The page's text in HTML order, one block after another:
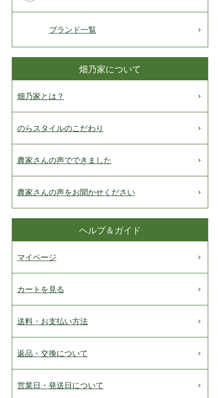
ブランド一覧
畑乃家について
畑乃家とは？
のらスタイルのこだわり
農家さんの声でできました
農家さんの声をお聞かせください
ヘルプ＆ガイド
マイページ
カートを見る
送料・お支払い方法
返品・交換について
営業日・発送日について